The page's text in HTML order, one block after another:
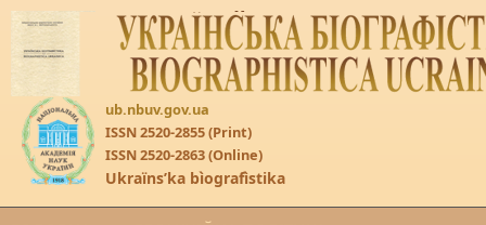
Перейти до основного матеріалу
ub.nbuv.gov.ua
ISSN 2520-2855 (Print)
ISSN 2520-2863 (Online)
Ukraïnsʹka bìografìstika